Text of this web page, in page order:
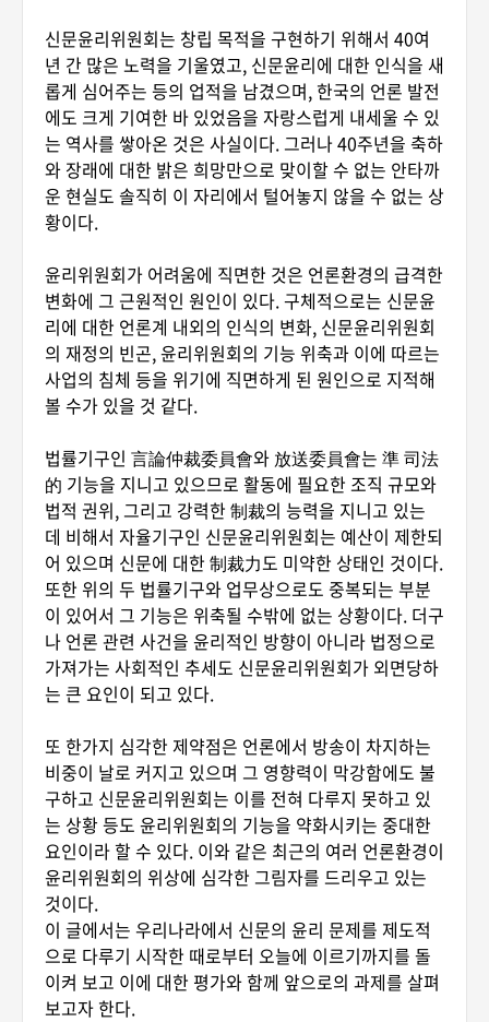
신문윤리위원회는 창립 목적을 구현하기 위해서 40여
년 간 많은 노력을 기울였고, 신문윤리에 대한 인식을 새
롭게 심어주는 등의 업적을 남겼으며, 한국의 언론 발전
에도 크게 기여한 바 있었음을 자랑스럽게 내세울 수 있
는 역사를 쌓아온 것은 사실이다. 그러나 40주년을 축하
와 장래에 대한 밝은 희망만으로 맞이할 수 없는 안타까
운 현실도 솔직히 이 자리에서 털어놓지 않을 수 없는 상
황이다.
윤리위원회가 어려움에 직면한 것은 언론환경의 급격한
변화에 그 근원적인 원인이 있다. 구체적으로는 신문윤
리에 대한 언론계 내외의 인식의 변화, 신문윤리위원회
의 재정의 빈곤, 윤리위원회의 기능 위축과 이에 따르는
사업의 침체 등을 위기에 직면하게 된 원인으로 지적해
볼 수가 있을 것 같다.
법률기구인 言論仲裁委員會와 放送委員會는 準 司法
的 기능을 지니고 있으므로 활동에 필요한 조직 규모와
법적 권위, 그리고 강력한 制裁의 능력을 지니고 있는
데 비해서 자율기구인 신문윤리위원회는 예산이 제한되
어 있으며 신문에 대한 制裁力도 미약한 상태인 것이다.
또한 위의 두 법률기구와 업무상으로도 중복되는 부분
이 있어서 그 기능은 위축될 수밖에 없는 상황이다. 더구
나 언론 관련 사건을 윤리적인 방향이 아니라 법정으로
가져가는 사회적인 추세도 신문윤리위원회가 외면당하
는 큰 요인이 되고 있다.
또 한가지 심각한 제약점은 언론에서 방송이 차지하는
비중이 날로 커지고 있으며 그 영향력이 막강함에도 불
구하고 신문윤리위원회는 이를 전혀 다루지 못하고 있
는 상황 등도 윤리위원회의 기능을 약화시키는 중대한
요인이라 할 수 있다. 이와 같은 최근의 여러 언론환경이
윤리위원회의 위상에 심각한 그림자를 드리우고 있는
것이다.
이 글에서는 우리나라에서 신문의 윤리 문제를 제도적
으로 다루기 시작한 때로부터 오늘에 이르기까지를 돌
이켜 보고 이에 대한 평가와 함께 앞으로의 과제를 살펴
보고자 한다.